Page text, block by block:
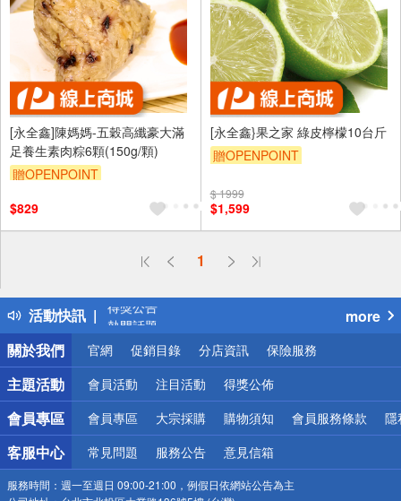
[永全鑫]陳媽媽-五穀高纖豪大滿
足養生素肉粽6顆(150g/顆)
贈OPENPOINT
$829
[永全鑫}果之家 綠皮檸檬10台斤
贈OPENPOINT
$ 1999
$1,599
1
活動快訊
偏遠地區配送
得獎公告
熱門話題
銀行優惠
偏遠地區配送
詐騙網頁！請小心！
more
關於我們
官網 促銷目錄 分店資訊 保險服務
主題活動 會員活動 注目活動 得獎公佈
會員專區 會員專區 大宗採購 購物須知 會員服務條款 隱
客服中心 常見問題 服務公告 意見信箱
服務時間： 週一至週日 09:00-21:00，例假日依網站公告為主